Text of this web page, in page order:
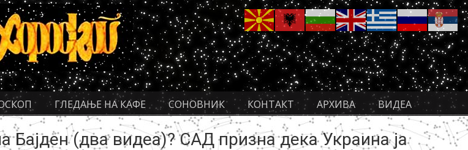
ГЛЕДАЊЕ НА КАФЕ СОНОВНИК КОНТАКТ АРХИВА ВИДЕА
Бајден (два видеа)? САД призна дека Украина ја